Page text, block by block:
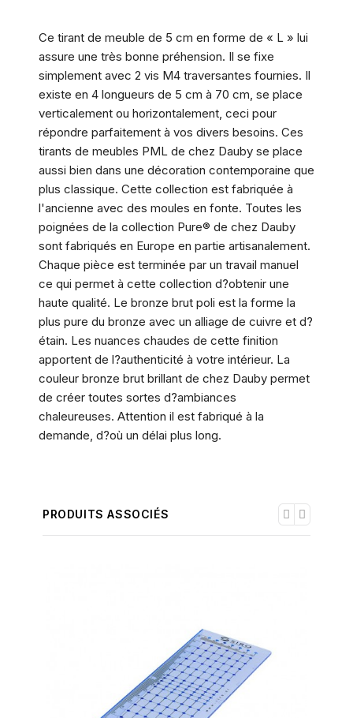
Ce tirant de meuble de 5 cm en forme de « L » lui
assure une très bonne préhension. Il se fixe
simplement avec 2 vis M4 traversantes fournies. Il
existe en 4 longueurs de 5 cm à 70 cm, se place
verticalement ou horizontalement, ceci pour
répondre parfaitement à vos divers besoins. Ces
tirants de meubles PML de chez Dauby se place
aussi bien dans une décoration contemporaine que
plus classique. Cette collection est fabriquée à
l'ancienne avec des moules en fonte. Toutes les
poignées de la collection Pure® de chez Dauby
sont fabriqués en Europe en partie artisanalement.
Chaque pièce est terminée par un travail manuel
ce qui permet à cette collection d?obtenir une
haute qualité. Le bronze brut poli est la forme la
plus pure du bronze avec un alliage de cuivre et d?
étain. Les nuances chaudes de cette finition
apportent de l?authenticité à votre intérieur. La
couleur bronze brut brillant de chez Dauby permet
de créer toutes sortes d?ambiances
chaleureuses. Attention il est fabriqué à la
demande, d?où un délai plus long.
PRODUITS ASSOCIÉS